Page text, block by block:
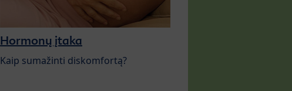
Hormonų įtaka
Kaip sumažinti diskomfortą?